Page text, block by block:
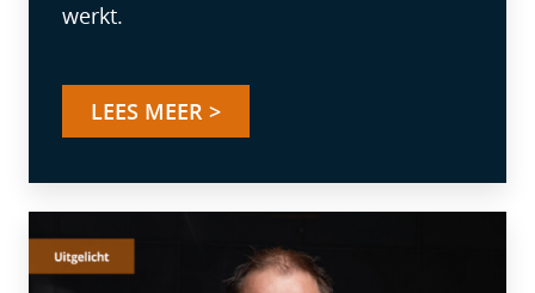
werkt.
LEES MEER >